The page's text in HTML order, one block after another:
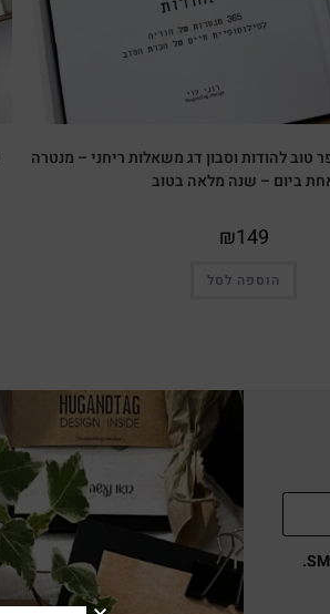
להודות וסבון דג משאלות ריחני – מנטרה
ביום – שנה מלאה בטוב
₪149
הוספה לסל